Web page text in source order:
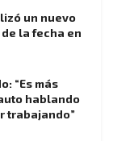
un nuevo
la fecha en
“Es más
hablando
trabajando”